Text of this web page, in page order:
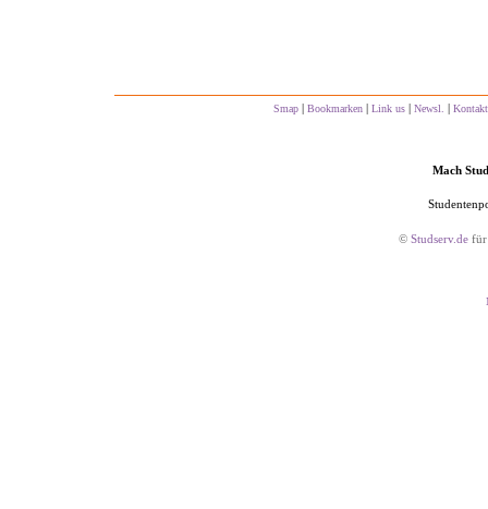
Smap | Bookmarken | Link us | Newsl. | Kontakt
Mach
© Studserv.de für